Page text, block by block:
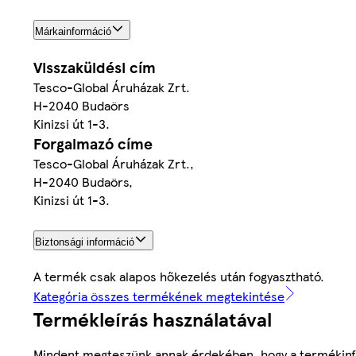
Márkainformáció
Visszaküldési cím
Tesco-Global Áruházak Zrt.
H-2040 Budaörs
Kinizsi út 1-3.
Forgalmazó címe
Tesco-Global Áruházak Zrt.,
H-2040 Budaörs,
Kinizsi út 1-3.
Biztonsági információ
A termék csak alapos hőkezelés után fogyasztható.
Kategória összes termékének megtekintése
Termékleírás használatával